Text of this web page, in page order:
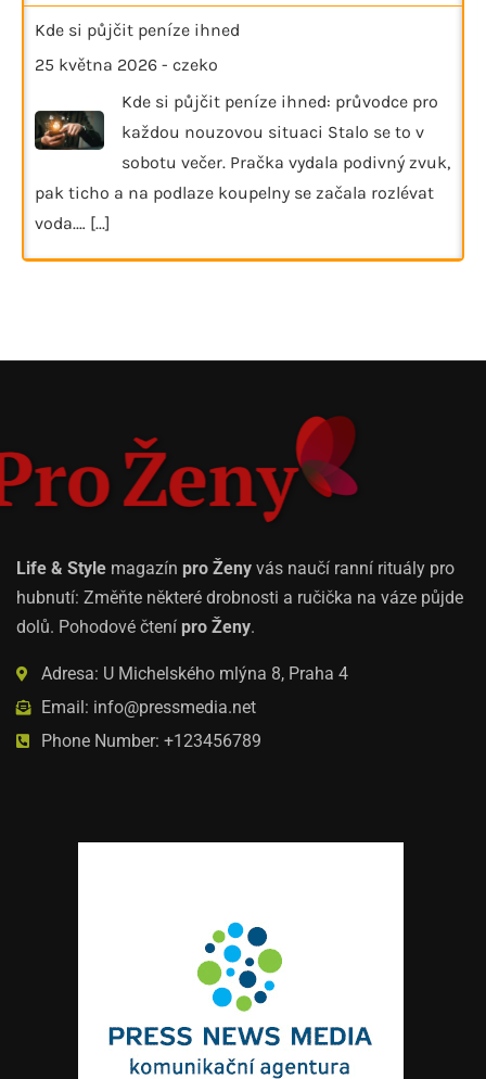
Kde si půjčit peníze ihned
25 května 2026 - czeko
Kde si půjčit peníze ihned: průvodce pro
každou nouzovou situaci Stalo se to v
sobotu večer. Pračka vydala podivný zvuk,
pak ticho a na podlaze koupelny se začala rozlévat
voda.… [...]
Life & Style magazín pro Ženy vás naučí ranní rituály pro
hubnutí: Změňte některé drobnosti a ručička na váze půjde
dolů. Pohodové čtení pro Ženy.
Adresa: U Michelského mlýna 8, Praha 4
Email: info@pressmedia.net
Phone Number: +123456789